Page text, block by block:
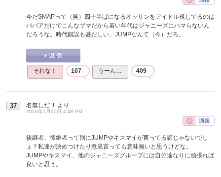
今だSMAPって（笑）四十半ばになるオッサンをアイドル視してるのは
ババアだけでこんなザマだから若い年代はジャニーズにハマらないん
だろうな。時代錯誤も甚だしい、JUMPなんて（今）だろ。
それな！ 107 うーん… 409
37 名無しだＪ より
2016年1月10日 4:48 PM
後継者、後継者って別にJUMPやキスマイが言ってる訳じゃないでし
ょ？私達が決めつけたり意見言っても意味無いと思うけどな。
JUMPやキスマイ、他のジャニーズグループには自分達なりに頑張れば
良いと思う。